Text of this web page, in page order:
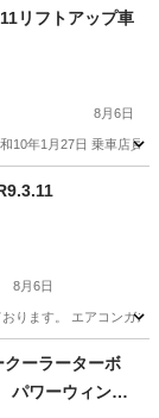
タークーラー
リフトアップ車
8月6日
10年1月27日 乗車店
8月6日
ります。 エアコンガ
クーラーターボ
ワーウィンド